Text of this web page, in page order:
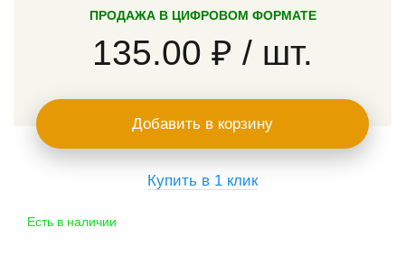
Есть в наличии
ПРОДАЖА В ЦИФРОВОМ ФОРМАТЕ
135.00 ₽ / шт.
Добавить в корзину
Купить в 1 клик